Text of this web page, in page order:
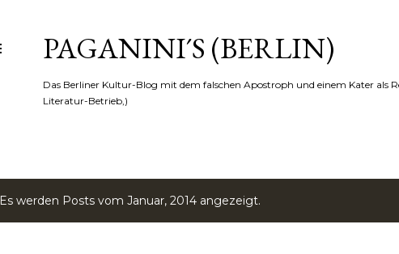
PAGANINI´S (BERLIN)
Das Berliner Kultur-Blog mit dem falschen Apostroph und einem Kater als
Literatur-Betrieb,)
Es werden Posts vom Januar, 2014 angezeigt.